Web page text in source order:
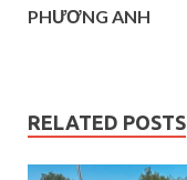
PHƯƠNG ANH
RELATED POSTS